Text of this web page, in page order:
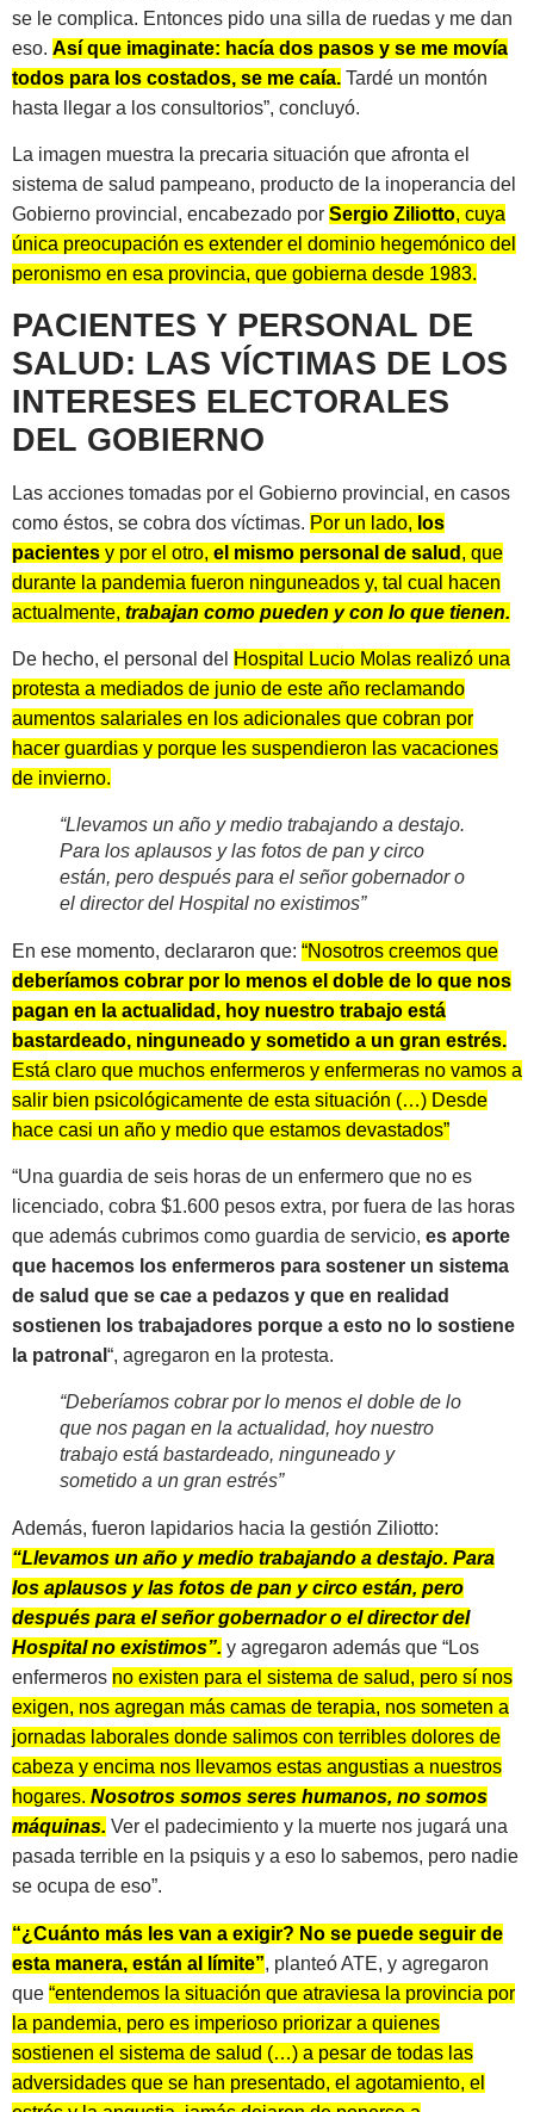
se le complica. Entonces pido una silla de ruedas y me dan
eso. Así que imaginate: hacía dos pasos y se me movía
todos para los costados, se me caía. Tardé un montón
hasta llegar a los consultorios”, concluyó.
La imagen muestra la precaria situación que afronta el
sistema de salud pampeano, producto de la inoperancia del
Gobierno provincial, encabezado por Sergio Ziliotto, cuya
única preocupación es extender el dominio hegemónico del
peronismo en esa provincia, que gobierna desde 1983.
PACIENTES Y PERSONAL DE
SALUD: LAS VÍCTIMAS DE LOS
INTERESES ELECTORALES
DEL GOBIERNO
Las acciones tomadas por el Gobierno provincial, en casos
como éstos, se cobra dos víctimas. Por un lado, los
pacientes y por el otro, el mismo personal de salud , que
durante la pandemia fueron ninguneados y, tal cual hacen
actualmente, trabajan como pueden y con lo que tienen.
De hecho, el personal del Hospital Lucio Molas realizó una
protesta a mediados de junio de este año reclamando
aumentos salariales en los adicionales que cobran por
hacer guardias y porque les suspendieron las vacaciones
de invierno.
“Llevamos un año y medio trabajando a destajo.
Para los aplausos y las fotos de pan y circo
están, pero después para el señor gobernador o
el director del Hospital no existimos”
En ese momento, declararon que: “Nosotros creemos que
deberíamos cobrar por lo menos el doble de lo que nos
pagan en la actualidad, hoy nuestro trabajo está
bastardeado, ninguneado y sometido a un gran estrés.
Está claro que muchos enfermeros y enfermeras no vamos a
salir bien psicológicamente de esta situación (…) Desde
hace casi un año y medio que estamos devastados”
“Una guardia de seis horas de un enfermero que no es
licenciado, cobra $1.600 pesos extra, por fuera de las horas
que además cubrimos como guardia de servicio, es aporte
que hacemos los enfermeros para sostener un sistema
de salud que se cae a pedazos y que en realidad
sostienen los trabajadores porque a esto no lo sostiene
la patronal “, agregaron en la protesta.
“Deberíamos cobrar por lo menos el doble de lo
que nos pagan en la actualidad, hoy nuestro
trabajo está bastardeado, ninguneado y
sometido a un gran estrés”
Además, fueron lapidarios hacia la gestión Ziliotto:
“Llevamos un año y medio trabajando a destajo. Para
los aplausos y las fotos de pan y circo están, pero
después para el señor gobernador o el director del
Hospital no existimos”. y agregaron además que “Los
enfermeros no existen para el sistema de salud, pero sí nos
exigen, nos agregan más camas de terapia, nos someten a
jornadas laborales donde salimos con terribles dolores de
cabeza y encima nos llevamos estas angustias a nuestros
hogares. Nosotros somos seres humanos, no somos
máquinas. Ver el padecimiento y la muerte nos jugará una
pasada terrible en la psiquis y a eso lo sabemos, pero nadie
se ocupa de eso”.
“¿Cuánto más les van a exigir? No se puede seguir de
esta manera, están al límite”, planteó ATE, y agregaron
que “entendemos la situación que atraviesa la provincia por
la pandemia, pero es imperioso priorizar a quienes
sostienen el sistema de salud (…) a pesar de todas las
adversidades que se han presentado, el agotamiento, el